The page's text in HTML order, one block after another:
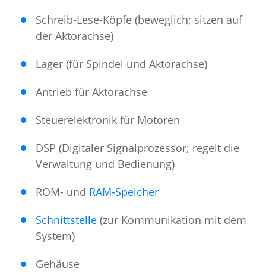
Schreib-Lese-Köpfe (beweglich; sitzen auf
der Aktorachse)
Lager (für Spindel und Aktorachse)
Antrieb für Aktorachse
Steuerelektronik für Motoren
DSP (Digitaler Signalprozessor; regelt die
Verwaltung und Bedienung)
ROM- und RAM-Speicher
Schnittstelle (zur Kommunikation mit dem
System)
Gehäuse